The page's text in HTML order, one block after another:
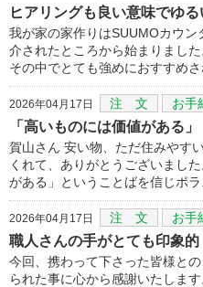
ヒアリングも良い意味でゆ
我が家の家作りはSUUMOカウ
介されたところから始まりました
その中でとても強めにおすすめ
2026年04月17日 注 文 お手
「高いものには価値がある」
賀山さん 安い物、ただ住みやす
くれて、ありがとうございまし
がある」ということばを信じポ
2026年04月17日 注 文 お手
職人さんの手がとても印象的
今回、携わって下さった皆様と
られた事に心から感謝いたしま